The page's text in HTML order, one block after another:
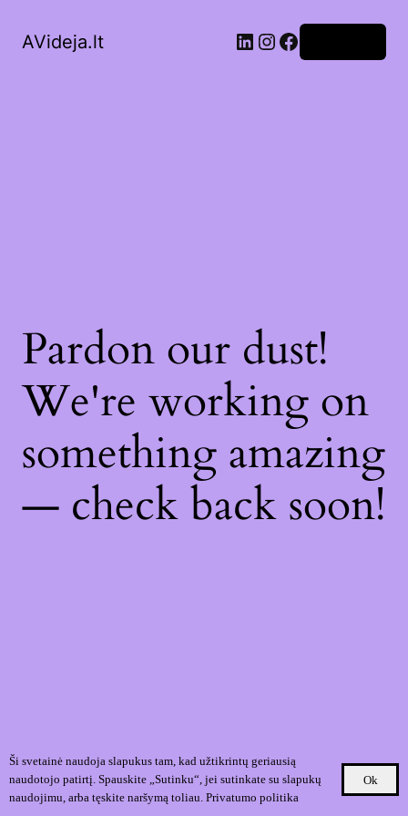
AVideja.lt LinkedIn
Instagram
Facebook
Pardon our dust!
We're working on
something amazing
— check back soon!
Ši svetainė naudoja slapukus tam, kad užtikrintų geriausią
naudotojo patirtį. Spauskite „Sutinku“, jei sutinkate su slapukų
naudojimu, arba tęskite naršymą toliau. Privatumo politika
Ok